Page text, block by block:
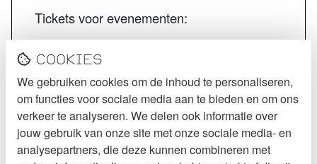
Tickets voor evenementen:
De Kurk tickets
Jazzcafé Bebop tickets
VOLG STECK
Instagram
Cookies
We gebruiken cookies om de inhoud te personaliseren,
om functies voor sociale media aan te bieden en om ons
verkeer te analyseren. We delen ook informatie over
jouw gebruik van onze site met onze sociale media- en
analysepartners, die deze kunnen combineren met